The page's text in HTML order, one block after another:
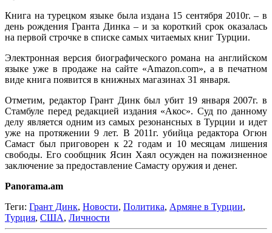
Книга на турецком языке была издана 15 сентября 2010г. – в
день рождения Гранта Динка – и за короткий срок оказалась
на первой строчке в списке самых читаемых книг Турции.
Электронная версия биографического романа на английском
языке уже в продаже на сайте «Amazon.com», а в печатном
виде книга появится в книжных магазинах 31 января.
Отметим, редактор Грант Динк был убит 19 января 2007г. в
Стамбуле перед редакцией издания «Акос». Суд по данному
делу является одним из самых резонансных в Турции и идет
уже на протяжении 9 лет. В 2011г. убийца редактора Огюн
Самаст был приговорен к 22 годам и 10 месяцам лишения
свободы. Его сообщник Ясин Хаял осужден на пожизненное
заключение за предоставление Самасту оружия и денег.
Panorama.am
Теги: Грант Динк, Новости, Политика, Армяне в Турции,
Турция, США, Личности